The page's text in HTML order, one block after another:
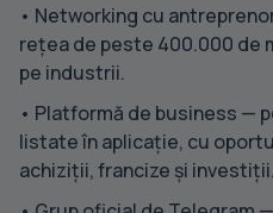
• Networking cu
rețea de peste 400.000 de
pe industrii.
• Platformă de business —
listate în aplicație, cu
achiziții, francize și investiții.